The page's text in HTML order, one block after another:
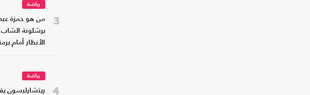
3
رياضة
من هو حمزة عبد
برشلونة
الأنظار أمام
4
رياضة
ريتشارليسون